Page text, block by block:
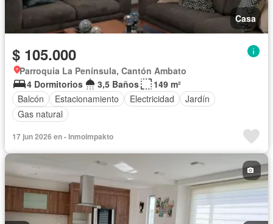
Casa
$ 105.000
Parroquia La Península, Cantón Ambato
4 Dormitorios
3,5 Baños
149 m²
Balcón
Estacionamiento Electricidad
Jardín
Gas natural
17 jun 2026 en - Inmoimpakto